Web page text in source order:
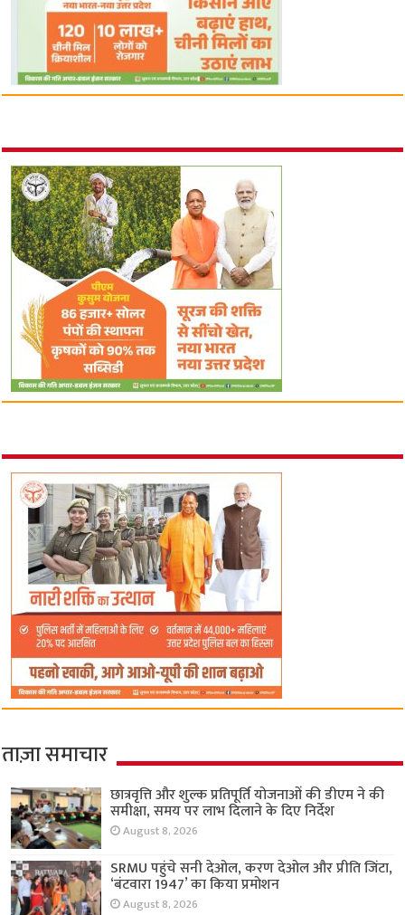
ताज़ा समाचार
छात्रवृत्ति और शुल्क प्रतिपूर्ति योजनाओं की डीएम ने की
समीक्षा, समय पर लाभ दिलाने के दिए निर्देश
August 8, 2026
SRMU पहुंचे सनी देओल, करण देओल और प्रीति जिंटा,
‘बंटवारा 1947’ का किया प्रमोशन
August 8, 2026